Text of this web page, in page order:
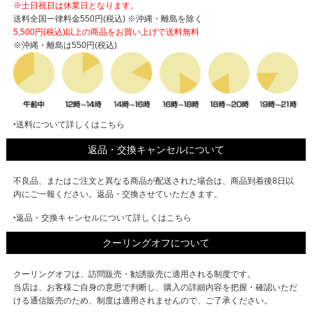
※土日祝日は休業日となります。
送料全国一律料金550円(税込) ※沖縄・離島を除く
5,500円(税込)以上の商品をお買い上げで送料無料
※沖縄・離島は550円(税込)
‣送料について詳しくはこちら
返品・交換キャンセルについて
不良品、またはご注文と異なる商品が配送された場合は、商品到着後8日以
内にご一報ください。返品・交換させていただきます。
‣返品・交換キャンセルについて詳しくはこちら
クーリングオフについて
クーリングオフは、訪問販売・勧誘販売に適用される制度です。
当店は、お客様ご自身の意思で判断し、購入の詳細内容を把握・確認いただ
ける通信販売のため、制度は適用されませんので、ご了承ください。